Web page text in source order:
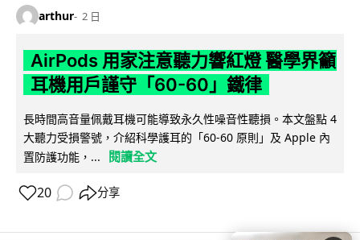
arthur 2 日
AirPods 用家注意聽力響紅燈 醫學界籲
耳機用戶謹守「60-60」鐵律
長時間高音量佩戴耳機可能導致永久性噪音性聽損。本文盤點 4
大聽力受損警號，介紹科學護耳的「60-60 原則」及 Apple 內
置防護功能，...
閱讀全文
20 分享